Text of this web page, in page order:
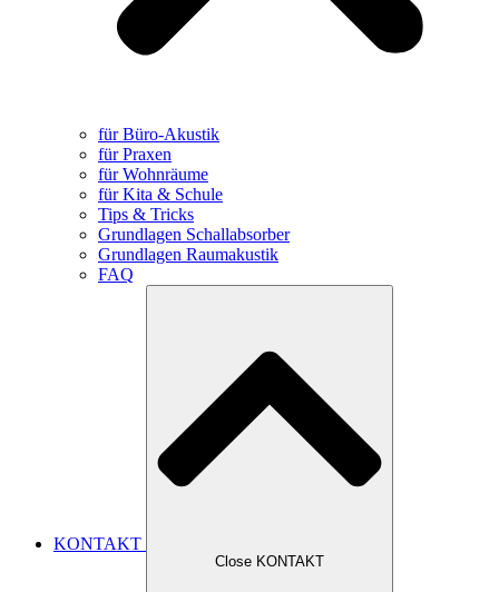
für Büro-Akustik
für Praxen
für Wohnräume
für Kita & Schule
Tips & Tricks
Grundlagen Schallabsorber
Grundlagen Raumakustik
FAQ
KONTAKT
Close KONTAKT